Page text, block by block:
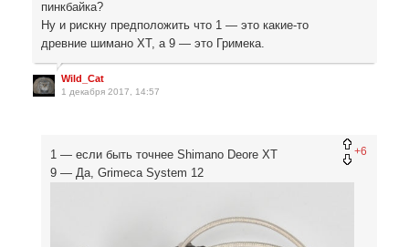
пинкбайка?
Ну и рискну предположить что 1 — это какие-то
древние шимано ХТ, а 9 — это Гримека.
Wild_Cat
1 декабря 2017, 14:57
+6
1 — если быть точнее Shimano Deore XT
9 — Да, Grimeca System 12